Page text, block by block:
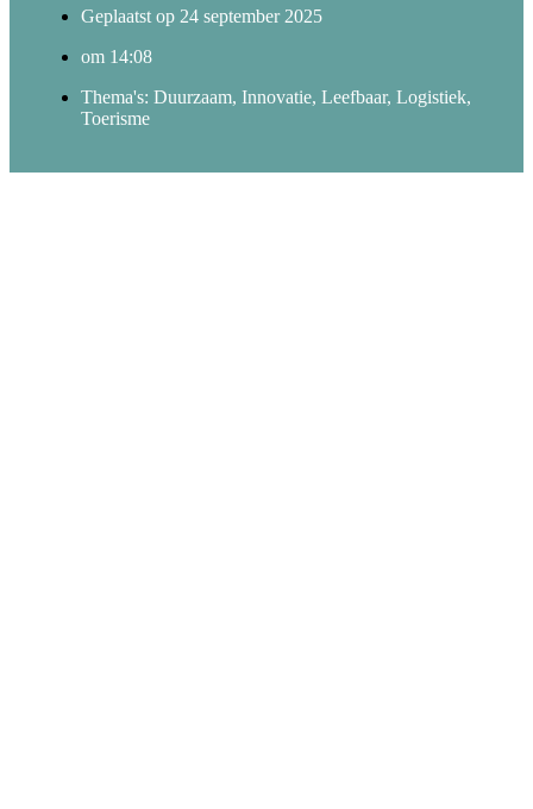
Geplaatst op 24 september 2025
om 14:08
Thema's: Duurzaam, Innovatie, Leefbaar, Logistiek,
Toerisme